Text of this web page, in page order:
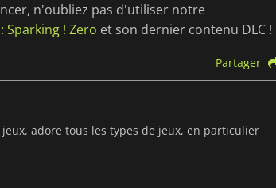
n'oubliez pas d'utiliser notre
! Zero et son dernier contenu DLC !
Partager
adore tous les types de jeux, en particulier